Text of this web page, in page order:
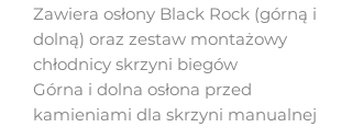
Zawiera osłony Black Rock (górną i
dolną) oraz zestaw montażowy
chłodnicy skrzyni biegów
Górna i dolna osłona przed
kamieniami dla skrzyni manualnej